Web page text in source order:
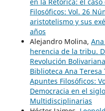
en la Retórica: el
Filosóficos: Vol. 26
aristotelismo y sus
años
Alejandro Molina,
herencia de la tribu.
Revolución
Biblioteca Ana Teresa
Apuntes Filosóficos:
Democracia en el
Multidisciplinarias